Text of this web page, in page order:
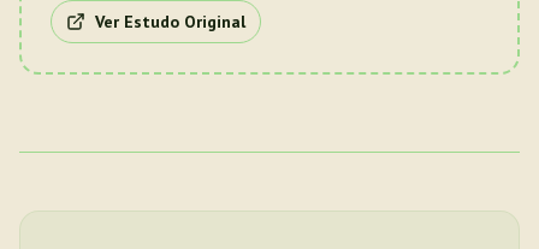
Ver Estudo Original